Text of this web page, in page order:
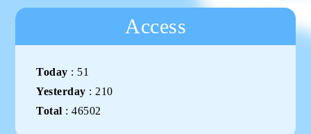
Access
Today : 51
Yesterday : 210
Total :46502